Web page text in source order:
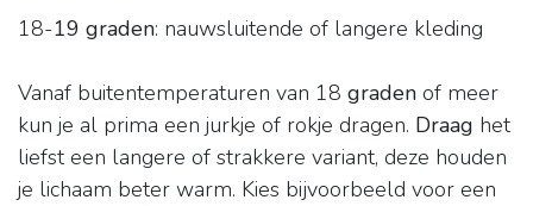
18-19 graden: nauwsluitende of langere kleding
Vanaf buitentemperaturen van 18 graden of meer
kun je al prima een jurkje of rokje dragen. Draag het
liefst een langere of strakkere variant, deze houden
je lichaam beter warm. Kies bijvoorbeeld voor een